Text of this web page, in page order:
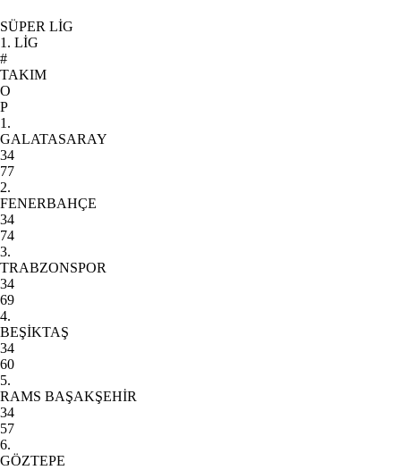
SÜPER LİG
1. LİG
#
TAKIM
O
P
1.
GALATASARAY
34
77
2.
FENERBAHÇE
34
74
3.
TRABZONSPOR
34
69
4.
BEŞİKTAŞ
34
60
5.
RAMS BAŞAKŞEHİR
34
57
6.
GÖZTEPE